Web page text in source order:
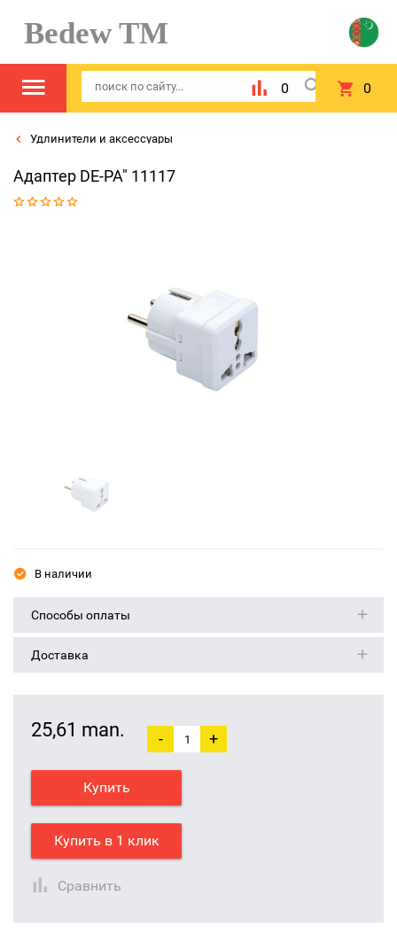
Bedew TM
0 0
Удлинители и аксессуары
Адаптер DE-PA" 11117
В наличии
Способы оплаты
Доставка
25,61 man. - +
Купить
Купить в 1 клик
Сравнить